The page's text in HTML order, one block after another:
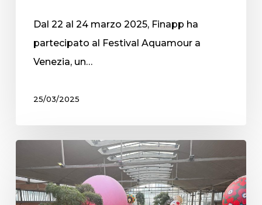
Dal 22 al 24 marzo 2025, Finapp ha
partecipato al Festival Aquamour a
Venezia, un…
25/03/2025